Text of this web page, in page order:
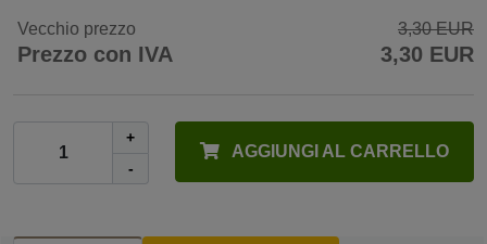
Vecchio prezzo 3,30 EUR
Prezzo con IVA 3,30 EUR
+
-
AGGIUNGI AL CARRELLO